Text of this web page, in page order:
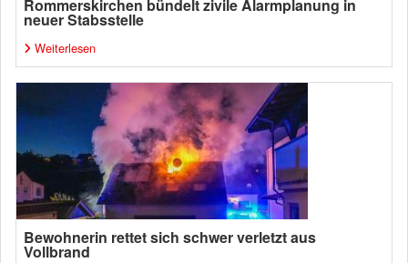
Rommerskirchen bündelt zivile Alarmplanung in
neuer Stabsstelle
Weiterlesen
Bewohnerin rettet sich schwer verletzt aus
Vollbrand